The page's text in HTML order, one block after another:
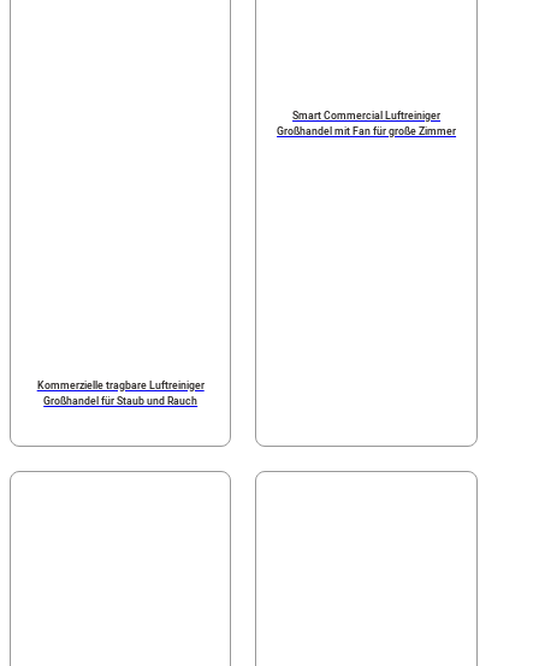
Kommerzielle tragbare Luftreiniger
Großhandel für Staub und Rauch
Smart Commercial Luftreiniger
Großhandel mit Fan für große Zimmer